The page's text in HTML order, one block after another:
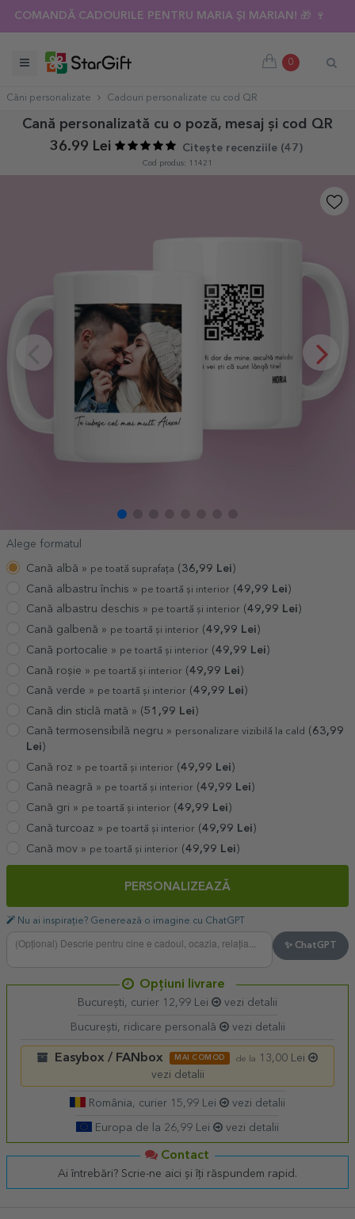
COMANDĂ CADOURILE PENTRU MARIA ȘI MARIAN! 🎁 🍷
SUMMER SALE 🌴 PÂNĂ LA -40% REDUCERE LA PESTE 100
0
Căni personalizate Cadouri personalizate cu cod QR
Cană personalizată cu o poză, mesaj și cod QR
36.99 Lei
Citește recenziile (47 )
Cod produs: 11421
Alege formatul
Cană albă » pe toată suprafața ( 36,99 Lei )
Cană albastru închis » pe toartă și interior (49,99 Lei)
Cană albastru deschis » pe toartă și interior (49,99 Lei )
Cană galbenă » pe toartă și interior (49,99 Lei )
Cană portocalie » pe toartă și interior (49,99 Lei)
Cană roșie » pe toartă și interior (49,99 Lei)
Cană verde » pe toartă și interior (49,99 Lei )
Cană din sticlă mată » (51,99 Lei )
Cană termosensibilă negru » personalizare vizibilă la cald ( 63,99
Lei )
Cană roz » pe toartă și interior (49,99 Lei)
Cană neagră » pe toartă și interior (49,99 Lei )
Cană gri » pe toartă și interior (49,99 Lei )
Cană turcoaz » pe toartă și interior (49,99 Lei)
Cană mov » pe toartă și interior (49,99 Lei)
PERSONALIZEAZĂ
Nu ai inspirație? Generează o imagine cu ChatGPT
✨ ChatGPT
Opțiuni livrare
București, curier 12,99 Lei vezi detalii
București, ridicare personală vezi detalii
Easybox / FANbox MAI COMOD de la
13,00 Lei
vezi detalii
România, curier 15,99 Lei vezi detalii
Europa de la 26,99 Lei vezi detalii
Contact
Ai întrebări? Scrie-ne aici și îți răspundem rapid.